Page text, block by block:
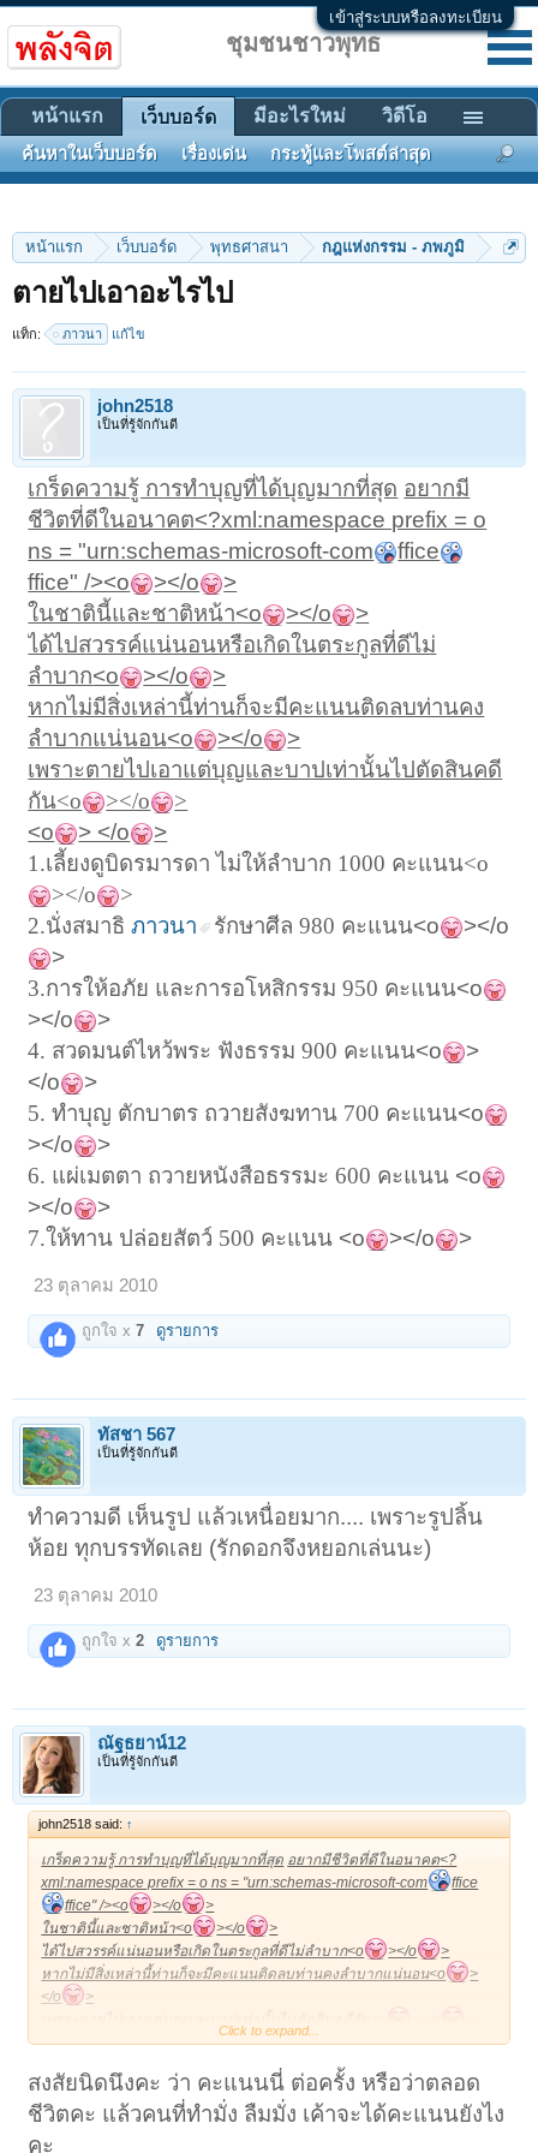
เข้าสู่ระบบหรือลงทะเบียน
หน้าแรก เว็บบอร์ด พุทธศาสนา กฎแห่งกรรม - ภพภูมิ
ตายไปเอาอะไรไป
แท็ก: ภาวนา แก้ไข
john2518
เป็นที่รู้จักกันดี
เกร็ดความรู้ การทำบุญที่ได้บุญมากที่สุด อยากมี
ชีวิตที่ดีในอนาคต<?xml:namespace prefix = o
ns = "urn:schemas-microsoft-com
ffice
ffice" /><o
></o
>
ในชาตินี้และชาติหน้า<o ></o
>
ได้ไปสวรรค์แน่นอนหรือเกิดในตระกูลที่ดีไม่
ลำบาก<o ></o
>
หากไม่มีสิ่งเหล่านี้ท่านก็จะมีคะแนนติดลบท่านคง
ลำบากแน่นอน<o ></o
>
เพราะตายไปเอาแต่บุญและบาปเท่านั้นไปตัดสินคดี
กัน<o
></o
>
<o
> </o
>
1.เลี้ยงดูบิดรมารดา ไม่ให้ลำบาก 1000 คะแนน<o
></o
>
2.นั่งสมาธิภาวนา รักษาศีล980 คะแนน<o
></o
>
3.การให้อภัย และการอโหสิกรรม950 คะแนน<o
></o
>
4. สวดมนต์ไหว้พระ ฟังธรรม900 คะแนน<o
>
</o
>
5. ทำบุญ ตักบาตร ถวายสังฆทาน 700 คะแนน<o
></o
>
6. แผ่เมตตา ถวายหนังสือธรรมะ600 คะแนน <o
></o
>
7.ให้ทาน ปล่อยสัตว์ 500 คะแนน <o ></o >
23 ตุลาคม 2010
ถูกใจ x7 ดูรายการ
ทัสชา 567
เป็นที่รู้จักกันดี
ทำความดี เห็นรูป แล้วเหนื่อยมาก.... เพราะรูปลิ้น
ห้อย ทุกบรรทัดเลย (รักดอกจึงหยอกเล่นนะ)
23 ตุลาคม 2010
ถูกใจ x2 ดูรายการ
ณัฐธยาน์12
เป็นที่รู้จักกันดี
john2518 said: ↑
เกร็ดความรู้ การทำบุญที่ได้บุญมากที่สุด อยากมีชีวิตที่ดีในอนาคต<?
xml:namespace prefix = o ns = "urn:schemas-microsoft-com
ffice
ffice" /><o
></o
>
ในชาตินี้และชาติหน้า<o ></o
>
ได้ไปสวรรค์แน่นอนหรือเกิดในตระกูลที่ดีไม่ลำบาก<o ></o
>
หากไม่มีสิ่งเหล่านี้ท่านก็จะมีคะแนนติดลบท่านคงลำบากแน่นอน<o
>
</o
>
<o
> </o
>
คะแนน<o
2.นั่งสมาธิ ภาวนา รักษาศีล980คะแนน<o ></o
>
3.การให้อภัย และการอโหสิกรรม 950 คะแนน<o ></o
>
Click to expand...
สงสัยนิดนึงคะ ว่า คะแนนนี่ ต่อครั้ง หรือว่าตลอด
ชีวิตคะ แล้วคนที่ทำมั่ง ลืมมั่ง เค้าจะได้คะแนนยังไง
คะ
ชุมชนชาวพุทธ
หน้าแรก เว็บบอร์ด
ค้นหาในเว็บบอร์ด เรื่องเด่น กระทู้และโพสต์ล่าสุด
มีอะไรใหม่ วิดีโอ